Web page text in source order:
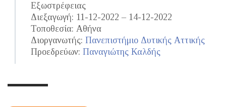
Εξωστρέφειας
Διεξαγωγή: 11-12-2022 – 14-12-2022
Τοποθεσία: Αθήνα
Διοργανωτής: Πανεπιστήμιο Δυτικής Αττικής
Προεδρεύων: Παναγιώτης Καλδής